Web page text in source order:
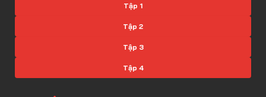
Tập 1
Tập 2
Tập 3
Tập 4